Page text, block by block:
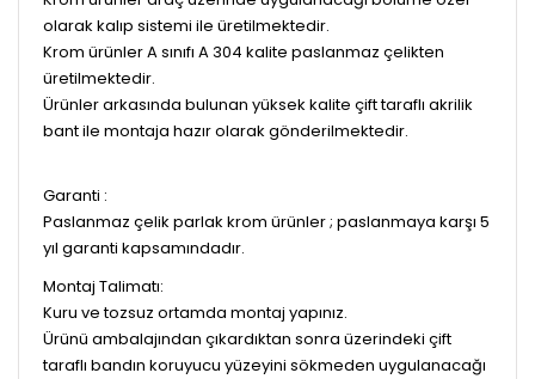
olarak kalıp sistemi ile üretilmektedir.
Krom ürünler A sınıfı A 304 kalite paslanmaz çelikten
üretilmektedir.
Ürünler arkasında bulunan yüksek kalite çift taraflı akrilik
bant ile montaja hazır olarak gönderilmektedir.
Garanti :
Paslanmaz çelik parlak krom ürünler ; paslanmaya karşı 5
yıl garanti kapsamındadır.
Montaj Talimatı:
Kuru ve tozsuz ortamda montaj yapınız.
Ürünü ambalajından çıkardıktan sonra üzerindeki çift
taraflı bandın koruyucu yüzeyini sökmeden uygulanacağı